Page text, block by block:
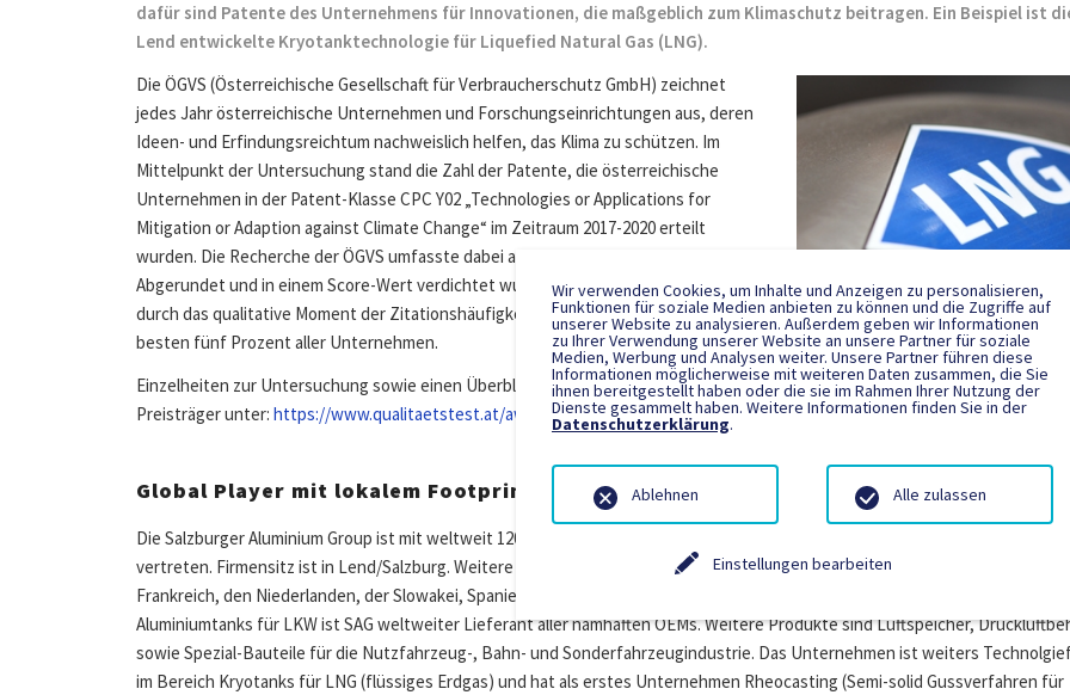
dafür sind Patente des Unternehmens für Innovationen, die maßgeblich zum Klimaschutz beitragen. Ein Beispiel ist
Lend entwickelte Kryotanktechnologie für Liquefied Natural Gas (LNG).
SAG ist europäischer Technologieführer im
Kryotanks. Die Fertigung befindet sich in
Schwarzach/Salzburg. Foto: SAG
Die ÖGVS (Österreichische Gesellschaft für Verbraucherschutz GmbH) zeichnet
jedes Jahr österreichische Unternehmen und Forschungseinrichtungen aus, deren
Ideen- und Erfindungsreichtum nachweislich helfen, das Klima zu schützen. Im
Mittelpunkt der Untersuchung stand die Zahl der Patente, die österreichische
Unternehmen in der Patent-Klasse CPC Y02 „Technologies or Applications for
Mitigation or Adaption against Climate Change“ im Zeitraum 2017-2020 erteilt
wurden. Die Recherche der ÖGVS umfasste dabei alle Patentämter weltweit.
Abgerundet und in einem Score-Wert verdichtet wurde die Basis-Größe Patentzahl
durch das qualitative Moment der Zitationshäufigkeit. Sonderpreisträger sind die
besten fünf Prozent aller Unternehmen.
Einzelheiten zur Untersuchung sowie einen Überblick über alle diesjährigen
Preisträger unter: https://www.qualitaetstest.at/awards/greentech-award-2020-2021/
Global Player mit lokalem Footprint
Die Salzburger Aluminium Group ist mit weltweit 1200 Mitarbeitern (in Österreich: 350) an zehn Standorten in Europa und
vertreten. Firmensitz ist in Lend/Salzburg. Weitere SAG-Standorte in Österreich sind Schwarzach/Pongau und Wien. In
Frankreich, den Niederlanden, der Slowakei, Spanien und Mexiko ist SAG mit Tochterunternehmen tätig. Als Marktführer für
Aluminiumtanks für LKW ist SAG weltweiter Lieferant aller namhaften OEMs. Weitere Produkte sind Luftspeicher,
sowie Spezial-Bauteile für die Nutzfahrzeug-, Bahn- und Sonderfahrzeugindustrie. Das Unternehmen ist weiters
im Bereich Kryotanks für LNG (flüssiges Erdgas) und hat als erstes Unternehmen Rheocasting (Semi-solid Gussverfahren für
Wir verwenden Cookies, um Inhalte und Anzeigen zu personalisieren,
Funktionen für soziale Medien anbieten zu können und die Zugriffe auf
unserer Website zu analysieren. Außerdem geben wir Informationen
zu Ihrer Verwendung unserer Website an unsere Partner für soziale
Medien, Werbung und Analysen weiter. Unsere Partner führen diese
Informationen möglicherweise mit weiteren Daten zusammen, die Sie
ihnen bereitgestellt haben oder die sie im Rahmen Ihrer Nutzung der
Dienste gesammelt haben. Weitere Informationen finden Sie in der
Datenschutzerklärung.
Einstellungen bearbeiten
Ablehnen Alle zulassen